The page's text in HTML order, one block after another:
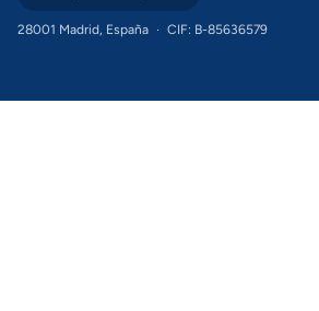
28001 Madrid, España · CIF: B-85636579